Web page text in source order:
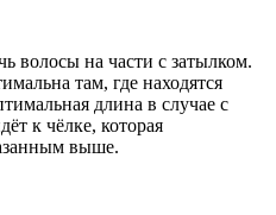
волосы на части с затылком.
там, где находятся
длина в случае с
к чёлке, которая
выше.